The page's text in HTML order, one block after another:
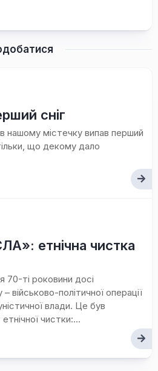
сніг
нашому містечку випав перший
що декому дало
етнічна чистка
70-ті роковини досі
військово-політичної операції
влади. Це був
чистки:...